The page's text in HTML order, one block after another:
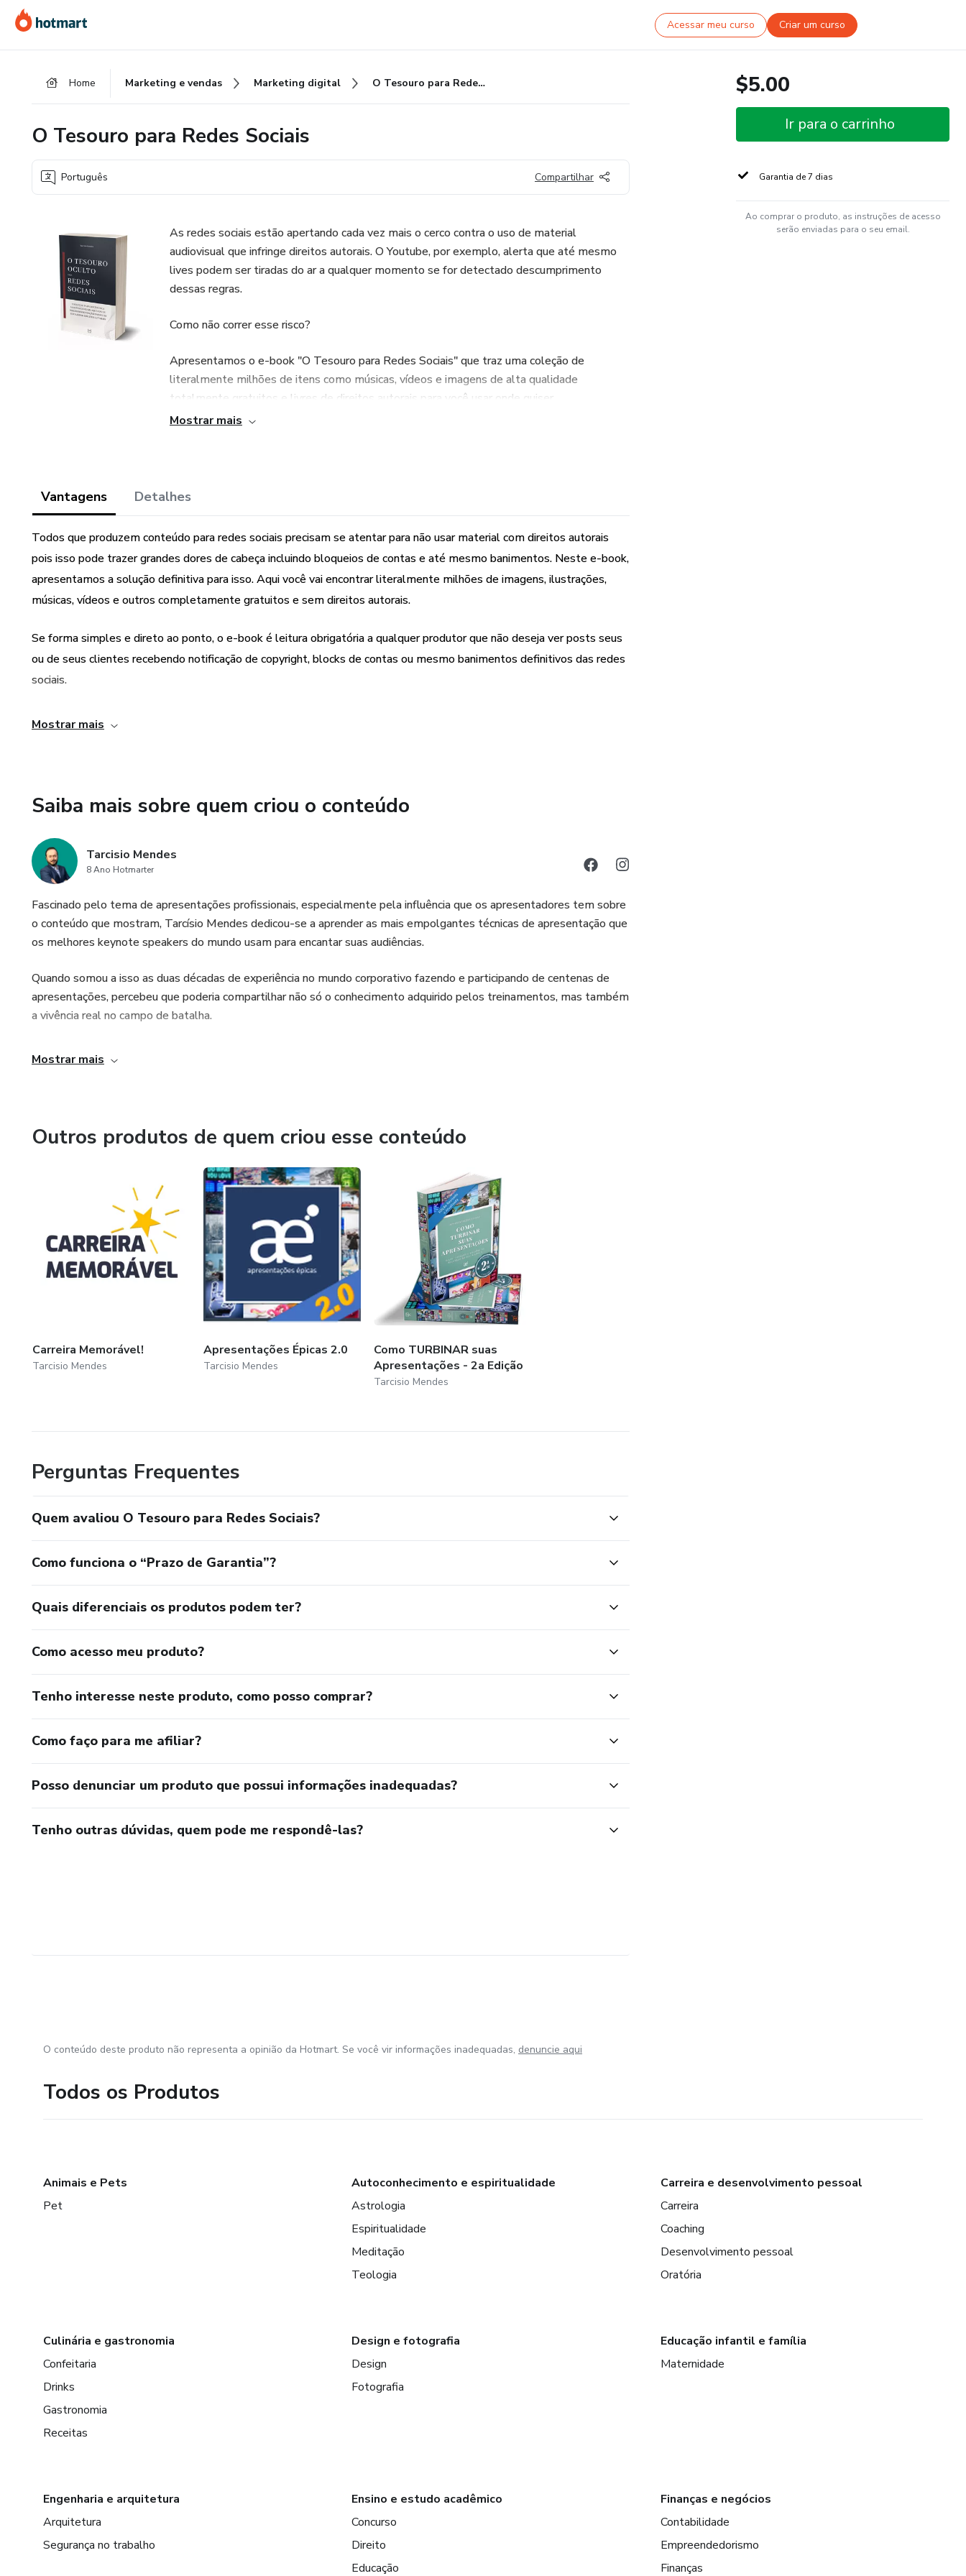
para
o
para
o
para
o
Acessar meu curso Criar um curso
Home Marketing e vendas Marketing digital O Tesouro para Redes Sociais
O Tesouro para Redes Sociais
Português Compartilhar
As redes sociais estão apertando cada vez mais o cerco contra o uso de material
audiovisual que infringe direitos autorais. O Youtube, por exemplo, alerta que até mesmo
lives podem ser tiradas do ar a qualquer momento se for detectado descumprimento
dessas regras.
Como não correr esse risco?
Apresentamos o e-book "O Tesouro para Redes Sociais" que traz uma coleção de
literalmente milhões de itens como músicas, vídeos e imagens de alta qualidade
totalmente gratuitos e livres de direitos autorais para você usar onde quiser.
Mostrar mais
Vantagens Detalhes
Todos que produzem conteúdo para redes sociais precisam se atentar para não usar material com direitos autorais
pois isso pode trazer grandes dores de cabeça incluindo bloqueios de contas e até mesmo banimentos. Neste e-book,
apresentamos a solução definitiva para isso. Aqui você vai encontrar literalmente milhões de imagens, ilustrações,
músicas, vídeos e outros completamente gratuitos e sem direitos autorais.
Se forma simples e direto ao ponto, o e-book é leitura obrigatória a qualquer produtor que não deseja ver posts seus
ou de seus clientes recebendo notificação de copyright, blocks de contas ou mesmo banimentos definitivos das redes
sociais.
Mostrar mais
Saiba mais sobre quem criou o conteúdo
Tarcisio Mendes
8 Ano Hotmarter
Fascinado pelo tema de apresentações profissionais, especialmente pela influência que os apresentadores tem sobre
o conteúdo que mostram, Tarcísio Mendes dedicou-se a aprender as mais empolgantes técnicas de apresentação que
os melhores keynote speakers do mundo usam para encantar suas audiências.
Quando somou a isso as duas décadas de experiência no mundo corporativo fazendo e participando de centenas de
apresentações, percebeu que poderia compartilhar não só o conhecimento adquirido pelos treinamentos, mas também
a vivência real no campo de batalha.
Mostrar mais
Outros produtos de quem criou esse conteúdo
Carreira Memorável!
Tarcisio Mendes
Apresentações Épicas 2.0
Tarcisio Mendes
Como TURBINAR suas
Apresentações - 2a Edição
Tarcisio Mendes
Perguntas Frequentes
Quem avaliou O Tesouro para Redes Sociais?
Como funciona o “Prazo de Garantia”?
Quais diferenciais os produtos podem ter?
Como acesso meu produto?
Tenho interesse neste produto, como posso comprar?
Como faço para me afiliar?
Posso denunciar um produto que possui informações inadequadas?
Tenho outras dúvidas, quem pode me respondê-las?
$5.00
Ir para o carrinho
Garantia de 7 dias
Ao comprar o produto, as instruções de acesso
serão enviadas para o seu email.
O conteúdo deste produto não representa a opinião da Hotmart. Se você vir informações inadequadas, denuncie aqui
Todos os Produtos
Animais e Pets
Pet
Autoconhecimento e espiritualidade
Astrologia
Espiritualidade
Meditação
Teologia
Carreira e desenvolvimento pessoal
Carreira
Coaching
Desenvolvimento pessoal
Oratória
Culinária e gastronomia
Confeitaria
Drinks
Gastronomia
Receitas
Design e fotografia
Design
Fotografia
Educação infantil e família
Maternidade
Engenharia e arquitetura
Arquitetura
Segurança no trabalho
Ensino e estudo acadêmico
Concurso
Direito
Educação
Finanças e negócios
Contabilidade
Empreendedorismo
Finanças